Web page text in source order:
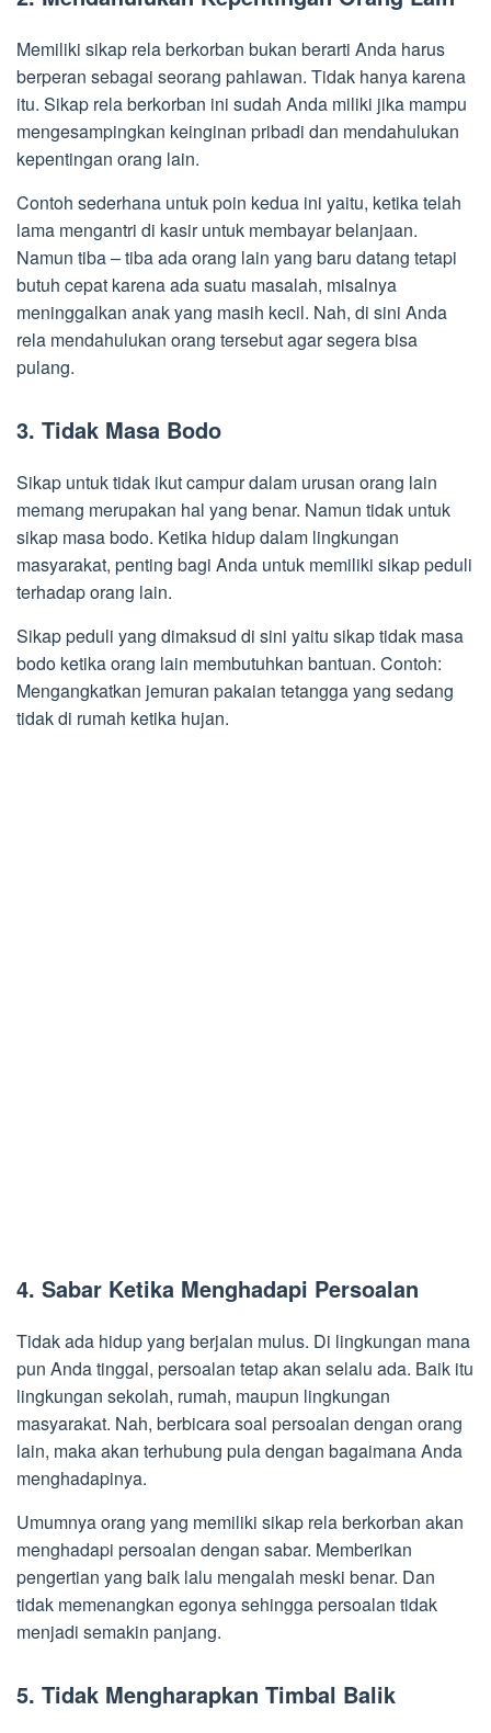
Memiliki sikap rela berkorban bukan berarti Anda harus
berperan sebagai seorang pahlawan. Tidak hanya karena
itu. Sikap rela berkorban ini sudah Anda miliki jika mampu
mengesampingkan keinginan pribadi dan mendahulukan
kepentingan orang lain.
Contoh sederhana untuk poin kedua ini yaitu, ketika telah
lama mengantri di kasir untuk membayar belanjaan.
Namun tiba – tiba ada orang lain yang baru datang tetapi
butuh cepat karena ada suatu masalah, misalnya
meninggalkan anak yang masih kecil. Nah, di sini Anda
rela mendahulukan orang tersebut agar segera bisa
pulang.
3. Tidak Masa Bodo
Sikap untuk tidak ikut campur dalam urusan orang lain
memang merupakan hal yang benar. Namun tidak untuk
sikap masa bodo. Ketika hidup dalam lingkungan
masyarakat, penting bagi Anda untuk memiliki sikap peduli
terhadap orang lain.
Sikap peduli yang dimaksud di sini yaitu sikap tidak masa
bodo ketika orang lain membutuhkan bantuan. Contoh:
Mengangkatkan jemuran pakaian tetangga yang sedang
tidak di rumah ketika hujan.
4. Sabar Ketika Menghadapi Persoalan
Tidak ada hidup yang berjalan mulus. Di lingkungan mana
pun Anda tinggal, persoalan tetap akan selalu ada. Baik itu
lingkungan sekolah, rumah, maupun lingkungan
masyarakat. Nah, berbicara soal persoalan dengan orang
lain, maka akan terhubung pula dengan bagaimana Anda
menghadapinya.
Umumnya orang yang memiliki sikap rela berkorban akan
menghadapi persoalan dengan sabar. Memberikan
pengertian yang baik lalu mengalah meski benar. Dan
tidak memenangkan egonya sehingga persoalan tidak
menjadi semakin panjang.
5. Tidak Mengharapkan Timbal Balik